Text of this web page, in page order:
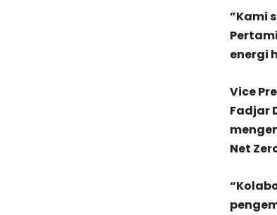
”Kami
energi
Vice
Fadjar
Net